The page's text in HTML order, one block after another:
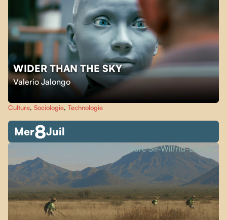
WIDER THAN THE SKY
Valerio Jalongo
Culture, Sociologie, Technologie
Mer8Juil
Parc Sir-Wilfrid-Laurier